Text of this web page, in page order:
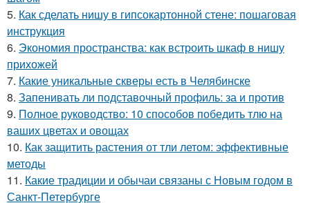
5. Как сделать нишу в гипсокартонной стене: пошаговая
инструкция
6. Экономия пространства: как встроить шкаф в нишу
прихожей
7. Какие уникальные скверы есть в Челябинске
8. Запенивать ли подставочный профиль: за и против
9. Полное руководство: 10 способов победить тлю на
ваших цветах и овощах
10. Как защитить растения от тли летом: эффективные
методы
11. Какие традиции и обычаи связаны с Новым годом в
Санкт-Петербурге